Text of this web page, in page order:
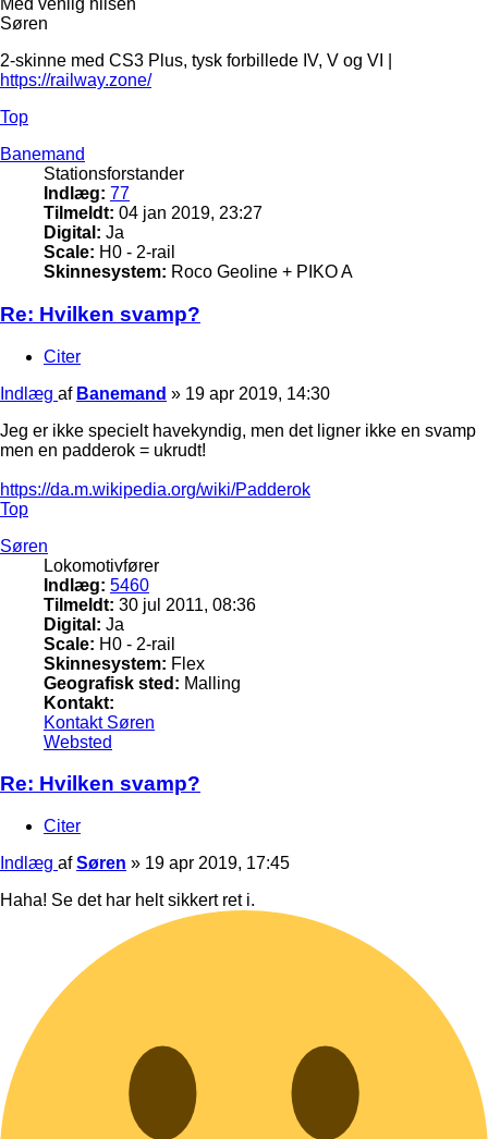
Med venlig hilsen
Søren
2-skinne med CS3 Plus, tysk forbillede IV, V og VI |
https://railway.zone/
Top
Banemand
Stationsforstander
Indlæg: 77
Tilmeldt: 04 jan 2019, 23:27
Digital: Ja
Scale: H0 - 2-rail
Skinnesystem: Roco Geoline + PIKO A
Re: Hvilken svamp?
Citer
Indlæg af Banemand » 19 apr 2019, 14:30
Jeg er ikke specielt havekyndig, men det ligner ikke en svamp
men en padderok = ukrudt!
https://da.m.wikipedia.org/wiki/Padderok
Top
Søren
Lokomotivfører
Indlæg: 5460
Tilmeldt: 30 jul 2011, 08:36
Digital: Ja
Scale: H0 - 2-rail
Skinnesystem: Flex
Geografisk sted: Malling
Kontakt:
Kontakt Søren
Websted
Re: Hvilken svamp?
Citer
Indlæg afSøren » 19 apr 2019, 17:45
Haha! Se det har helt sikkert ret i.